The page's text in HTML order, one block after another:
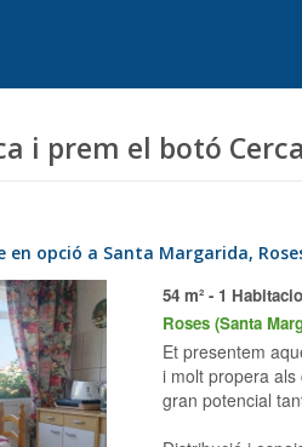
i prem el botó
en opció a Santa Margarida,
54 m² - 1
Roses (Santa
Et presentem aquest encantador apartament a Roses – Santa Margarida, situat en una zona residencial tranquil·la
i molt propera
gran potencial